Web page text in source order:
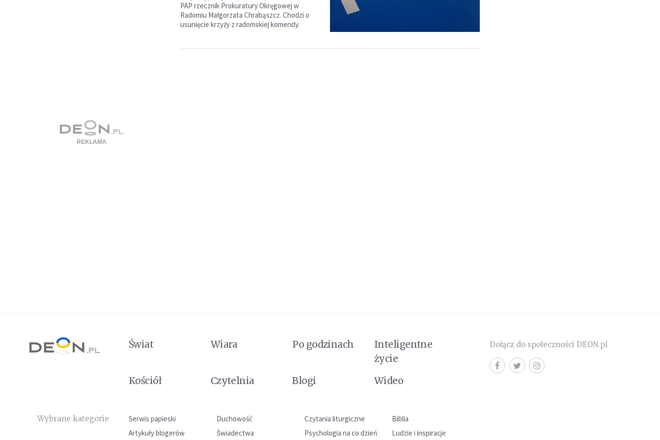
PAP rzecznik Prokuratury Okręgowej w
Radomiu Małgorzata Chrabąszcz. Chodzi o
usunięcie krzyży z radomskiej komendy.
Świat Wiara Po godzinach
Inteligentne
życie
Kościół
Czytelnia Blogi Wideo
Wybrane kategorie Serwis papieski Duchowość Czytania liturgiczne
Biblia
Artykuły blogerów
Świadectwa Psychologia na co dzień Ludzie i inspiracje
Dołącz do społeczności DEON.pl